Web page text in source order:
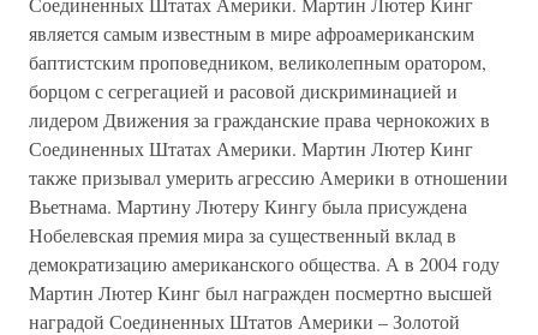
является самым известным в мире афроамериканским
баптистским проповедником, великолепным оратором,
борцом с сегрегацией и расовой дискриминацией и
лидером Движения за гражданские права чернокожих в
Соединенных Штатах Америки. Мартин Лютер Кинг
также призывал умерить агрессию Америки в отношении
Вьетнама. Мартину Лютеру Кингу была присуждена
Нобелевская премия мира за существенный вклад в
демократизацию американского общества. А в 2004 году
Мартин Лютер Кинг был награжден посмертно высшей
наградой Соединенных Штатов Америки – Золотой